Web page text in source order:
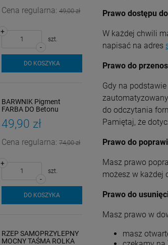
Cena regularna: 49,00 zł
-
+
szt.
DO KOSZYKA
BARWNIK Pigment
FARBA DO Betonu
2kg
49,90 zł
Cena regularna: 74,00 zł
-
+
szt.
DO KOSZYKA
RZEP SAMOPRZYLEPNY
MOCNY TAŚMA ROLKA
+
DO
KUBEK
TERMOS
herbate
GRAWER
PREZENT
46,99
+
DO
TOREBKA
42,99
+
Prawo dostępu
W każdej chwili
napisać na adres
Prawo do
Gdy na
do odczytania
Pamiętaj, że
Prawo do
Masz prawo
możesz w każdej
Prawo do
Masz prawo w
masz